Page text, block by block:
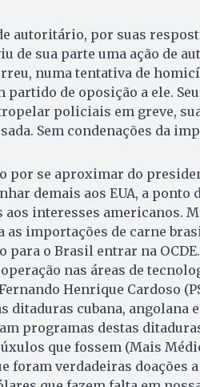
autoritário, por suas
de sua parte uma ação de
numa tentativa de
partido de oposição a ele.
policiais em greve,
Sem condenações da
por se aproximar do
demais aos EUA, a
interesses americanos.
as importações de carne
para o Brasil entrar na
nas áreas de
Henrique Cardoso
ditaduras cubana, angolana
programas destas
que fossem (Mais
foram verdadeiras doações